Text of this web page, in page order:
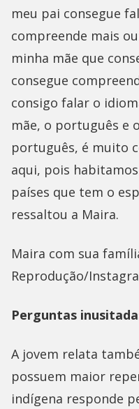
meu pai consegue
compreende mais
minha mãe que
consegue
consigo falar o
mãe, o português e
português, é muito
aqui, pois
países que tem o
ressaltou a Maira.
Maira com sua
Reprodução/
Perguntas
A jovem relata
possuem maior
indígena responde